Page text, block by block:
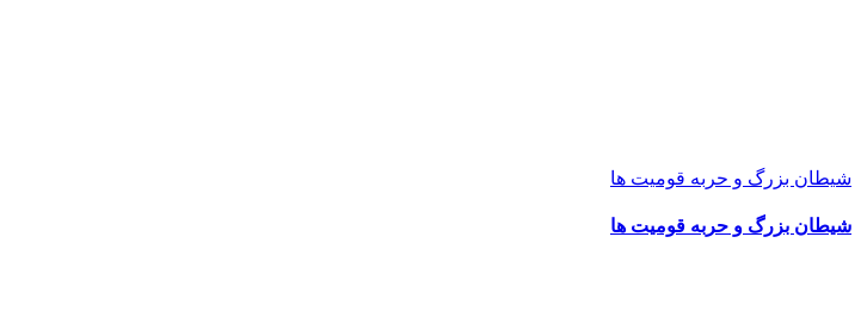
شیطان بزرگ و حربه قومیت ها
شیطان بزرگ و حربه قومیت ها